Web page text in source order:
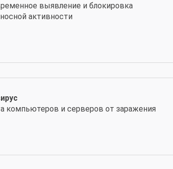
выявление и блокировка
активности
компьютеров и серверов от заражения